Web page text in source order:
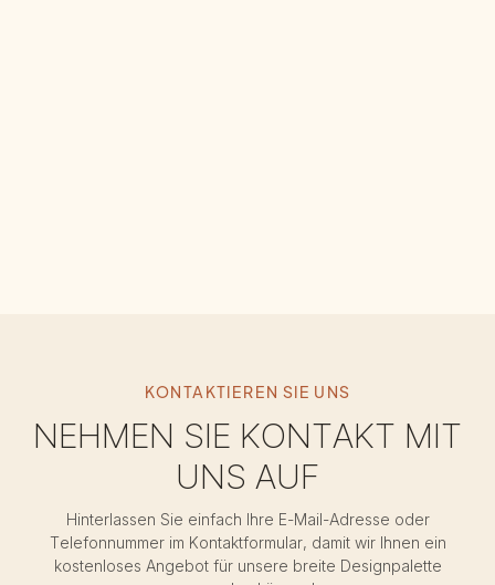
KONTAKTIEREN SIE UNS
NEHMEN SIE KONTAKT MIT
UNS AUF
Hinterlassen Sie einfach Ihre E-Mail-Adresse oder
Telefonnummer im Kontaktformular, damit wir Ihnen ein
kostenloses Angebot für unsere breite Designpalette